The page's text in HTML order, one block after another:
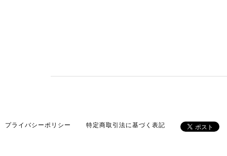
プライバシーポリシー 特定商取引法に基づく表記